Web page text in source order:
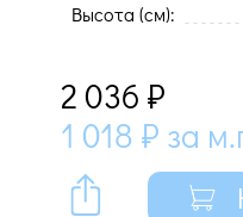
Высота (cм):
2 036 ₽
1 018 ₽ за